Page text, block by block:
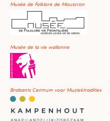
Musée de Folklore de Mouscron
Musée de la vie wallonne
Brabants Centrum voor Muziektradities